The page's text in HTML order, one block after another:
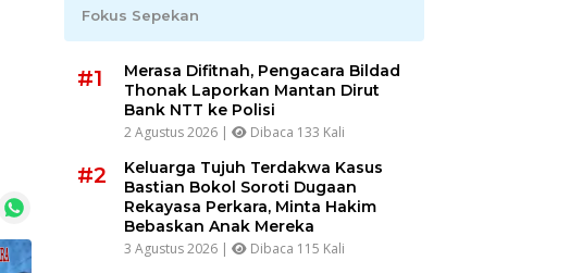
Fokus Sepekan
#1
Merasa Difitnah, Pengacara Bildad
Thonak Laporkan Mantan Dirut
Bank NTT ke Polisi
2 Agustus 2026 | Dibaca 133 Kali
#2
Keluarga Tujuh Terdakwa Kasus
Bastian Bokol Soroti Dugaan
Rekayasa Perkara, Minta Hakim
Bebaskan Anak Mereka
3 Agustus 2026 | Dibaca 115 Kali